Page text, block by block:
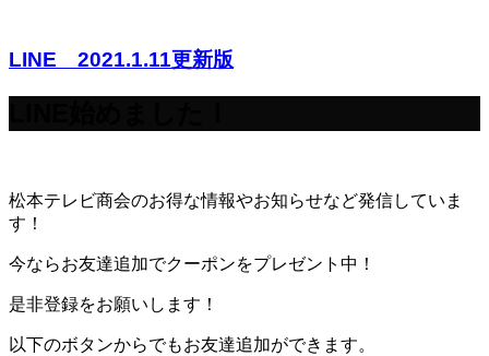
LINE 2021.1.11更新版
松本テレビ商会のお得な情報やお知らせなど発信していま
す！
今ならお友達追加でクーポンをプレゼント中！
是非登録をお願いします！
以下のボタンからでもお友達追加ができます。